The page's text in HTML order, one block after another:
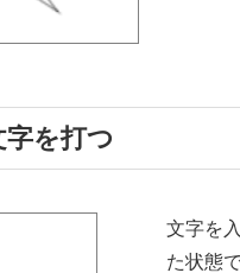
を打つ
文字を
た状態